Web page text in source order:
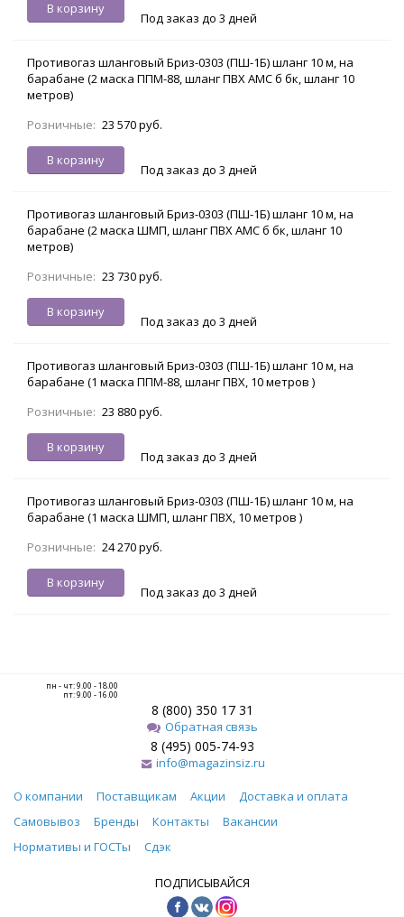
В корзину
Под заказ до 3 дней
Противогаз шланговый Бриз-0303 (ПШ-1Б) шланг 10 м, на
барабане (2 маска ППМ-88, шланг ПВХ АМС б бк, шланг 10
метров)
Розничные: 23 570 руб.
В корзину
Под заказ до 3 дней
Противогаз шланговый Бриз-0303 (ПШ-1Б) шланг 10 м, на
барабане (2 маска ШМП, шланг ПВХ АМС б бк, шланг 10
метров)
Розничные: 23 730 руб.
В корзину
Под заказ до 3 дней
Противогаз шланговый Бриз-0303 (ПШ-1Б) шланг 10 м, на
барабане (1 маска ППМ-88, шланг ПВХ, 10 метров )
Розничные: 23 880 руб.
В корзину
Под заказ до 3 дней
Противогаз шланговый Бриз-0303 (ПШ-1Б) шланг 10 м, на
барабане (1 маска ШМП, шланг ПВХ, 10 метров )
Розничные: 24 270 руб.
В корзину
Под заказ до 3 дней
пн - чт: 9.00 - 18.00
пт: 9.00 - 16.00
8 (800) 350 17 31
Обратная связь
8 (495) 005-74-93
info@magazinsiz.ru
О компании Поставщикам Акции
Доставка и оплата
Самовывоз
Бренды Контакты
Вакансии
Нормативы и ГОСТы
Сдэк
ПОДПИСЫВАЙСЯ